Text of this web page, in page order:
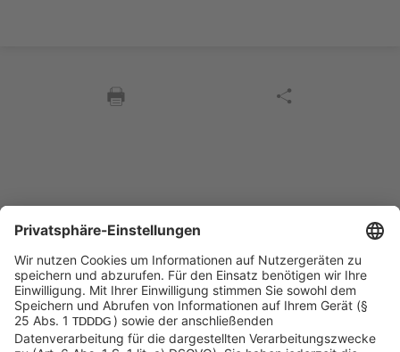
Sycor Kontakt
info@sycor.de
+49 551 490 0